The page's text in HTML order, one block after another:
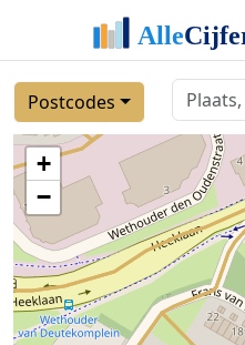
Postcodes
+
−